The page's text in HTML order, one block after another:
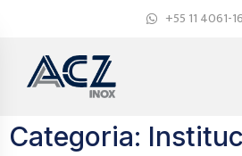
+55 11 4061-
Categoria: